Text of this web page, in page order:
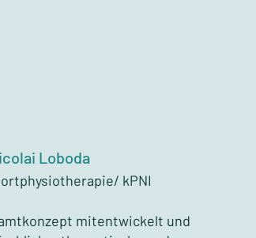
Loboda
kPNI
mitentwickelt und